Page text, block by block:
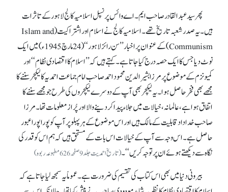
پھر سید عبدالقادر صاحب ایم۔ اے وائس پرنسپل اسلامیہ کالج لاہور کے تاثرات
ہیں۔ یہ صدر شعبہ تاریخ تھے۔ اسلامیہ کالج نے اسلام اور اشتراکیت (Islam and
Communism) کے عنوان پر اخبار ’’سن رائز لاہور‘‘ (24مارچ1945ء) میں ایک
نوٹ دیا جس کا ایک حصہ درج کیا جاتا ہے۔ کہتے ہیں کہ ’’اسلام کا اقتصادی نظام‘‘ اور
کمیونزم کے موضوع پر مرزا بشیر الدین محمود احمد صاحب امام جماعت احمدیہ کا لیکچر سننے کا
مجھے بھی فخر حاصل ہوا۔ یہ لیکچر بھی آپ کے دوسرے لیکچروں کی طرح جو مجھے سننے کا
اتفاق ہوا ہے، عالمانہ، خیالات میں جلاء پیدا کر دینے والا اور پُر از معلومات تھا۔ مرزا
صاحب خدا داد قابلیت کے مالک ہیں اور اس موضوع کے ہر پہلو پر آپ کو پورا پورا عبور
حاصل ہے۔ اس وجہ سے آپ کے خیالات اس بات کے مستحق ہیں کہ ہم اس کو قدر کی
نگاہ سے دیکھتے ہوئے ان پر توجہ کریں ‘‘۔(تاریخ احمدیت جلد9صفحہ626مطبوعہ ربوہ)
بیرونی دنیا میں بھی اس کتاب کی تقسیم کی ضرورت ہے۔ عموماً یہ سمجھ لیا جاتا ہے کہ